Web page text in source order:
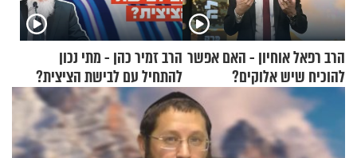
הרב רפאל אוחיון - האם אפשר
להוכיח שיש אלוקים?
הרב זמיר כהן - מתי נכון
להתחיל עם לבישת הציצית?